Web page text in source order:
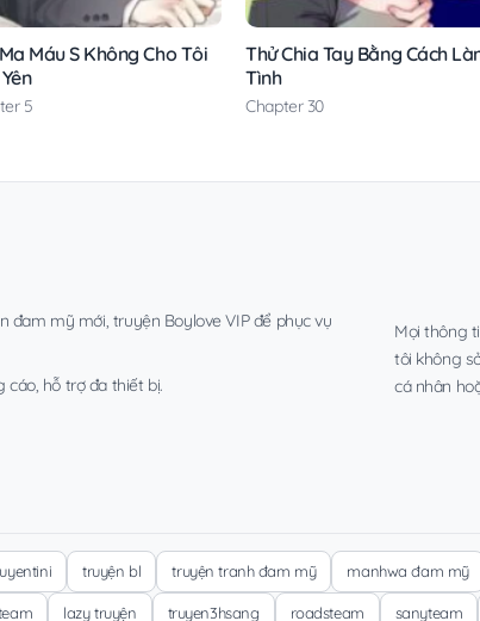
Máu S Không Cho Tôi
5
Thử Chia Tay Bằng Cách
Tình
Chapter 30
đam mỹ mới, truyện Boylove VIP để phục vụ
hỗ trợ đa thiết bị.
Mọi thông
tôi không
cá nhân
truyện bl truyện tranh đam mỹ manhwa đam mỹ
lazy truyện truyen3hsang roadsteam sanyteam